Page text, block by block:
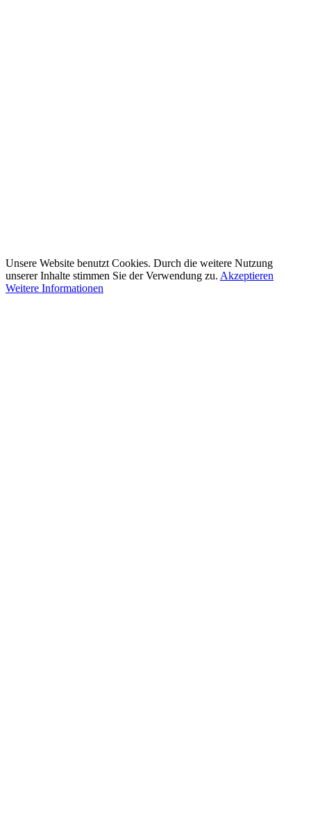
Unsere Website benutzt Cookies. Durch die weitere Nutzung
unserer Inhalte stimmen Sie der Verwendung zu. Akzeptieren
Weitere Informationen